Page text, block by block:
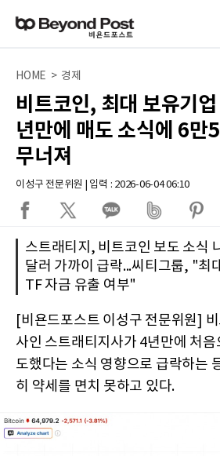
HOME > 경제
비트코인, 최대 보유기
년만에 매도 소식에 6만
무너져
이성구 전문위원 | 입력 : 2026-06-04 06:10
스트래티지, 비트코인 보도 소식
달러 가까이 급락...씨티그룹, "최
TF 자금 유출 여부"
[비욘드포스트 이성구 전문위원]
사인 스트래티지사가 4년만에 처음
도했다는 소식 영향으로 급락하는
히 약세를 면치 못하고 있다.